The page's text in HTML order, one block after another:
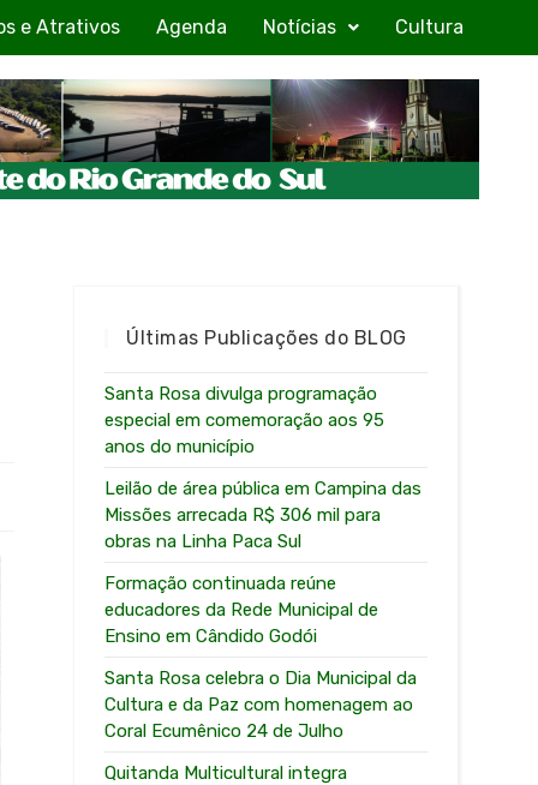
e Atrativos Agenda Notícias Cultura
Últimas Publicações do BLOG
Santa Rosa divulga programação
especial em comemoração aos 95
anos do município
Leilão de área pública em Campina das
Missões arrecada R$ 306 mil para
obras na Linha Paca Sul
Formação continuada reúne
educadores da Rede Municipal de
Ensino em Cândido Godói
Santa Rosa celebra o Dia Municipal da
Cultura e da Paz com homenagem ao
Coral Ecumênico 24 de Julho
Quitanda Multicultural integra